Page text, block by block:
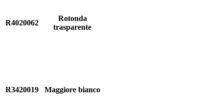
R4020062
Rotonda
trasparente
R3420019 Maggiore bianco